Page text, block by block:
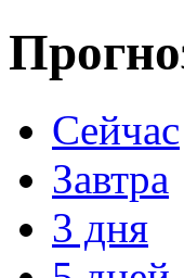
Сейчас
Завтра
3 дня